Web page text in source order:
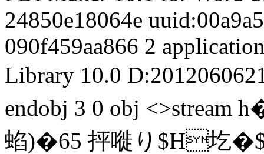
24850e18064e
090f459aa866 2
Library 10.0
endobj 3 0 obj <>stream
蜭)�65 抨嘥り$Η圪